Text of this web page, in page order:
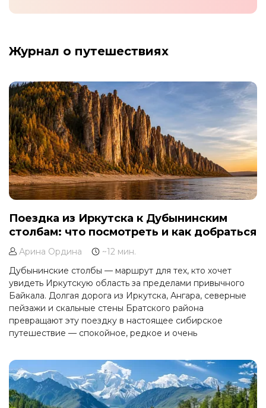
Журнал о путешествиях
Поездка из Иркутска к Дубынинским
столбам: что посмотреть и как добраться
Арина Ордина
~12 мин.
Дубынинские столбы — маршрут для тех, кто хочет
увидеть Иркутскую область за пределами привычного
Байкала. Долгая дорога из Иркутска, Ангара, северные
пейзажи и скальные стены Братского района
превращают эту поездку в настоящее сибирское
путешествие — спокойное, редкое и очень